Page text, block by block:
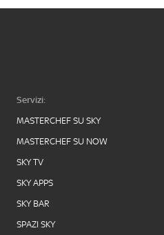
Servizi:
MASTERCHEF SU SKY
MASTERCHEF SU NOW
SKY TV
SKY APPS
SKY BAR
SPAZI SKY